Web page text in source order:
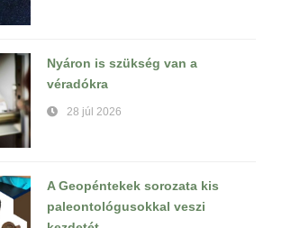
Nyáron is szükség van a
véradókra
28 júl 2026
A Geopéntekek sorozata kis
paleontológusokkal veszi